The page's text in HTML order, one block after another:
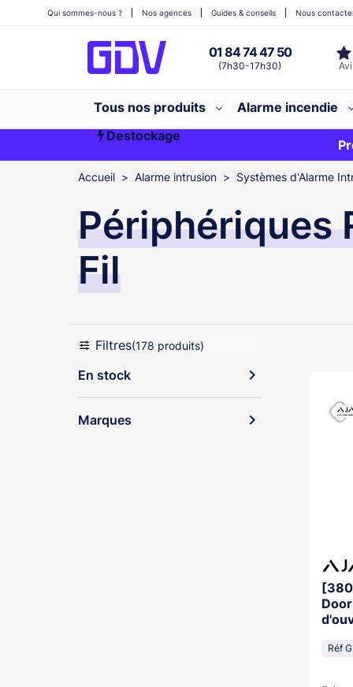
01 84 74 47 50
(7h30-17h30)
Qui sommes-nous ? Nos agences Guides & conseils Nous
Tous nos produits Alarme incendie
Destockage
Première commande ?
EXCLU
Accueil Alarme intrusion Systèmes d'Alarme
Périphériques
Fil
Filtres(178 produits)
En stock expand_more
Marques expand_more
Réf